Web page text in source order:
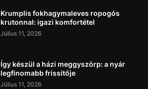
Krumplis fokhagymaleves ropogós
krutonnal: igazi komfortétel
Július 11, 2026
Így készül a házi meggyszörp: a nyár
legfinomabb frissítője
Július 11, 2026